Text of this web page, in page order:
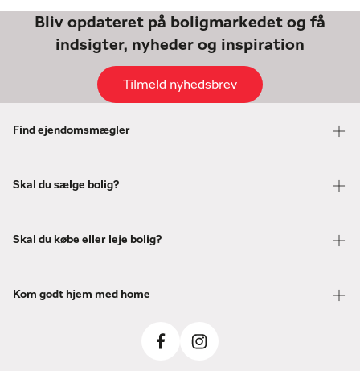
Bliv opdateret på boligmarkedet og få
indsigter, nyheder og inspiration
Tilmeld nyhedsbrev
Find ejendomsmægler
Skal du sælge bolig?
Skal du købe eller leje bolig?
Kom godt hjem med home